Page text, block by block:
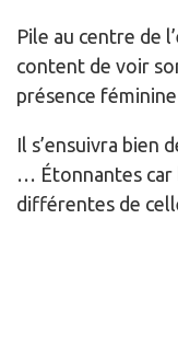
Pile au centre de
content de voir
présence
Il s’ensuivra bien
… Étonnantes car
différentes de